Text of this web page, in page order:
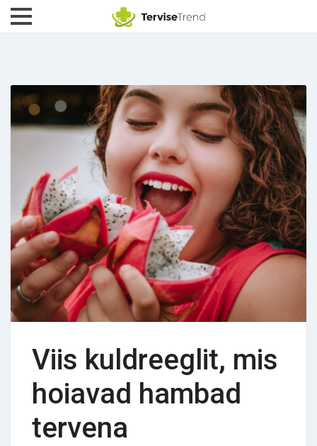
Viis kuldreeglit, mis
hoiavad hambad
tervena